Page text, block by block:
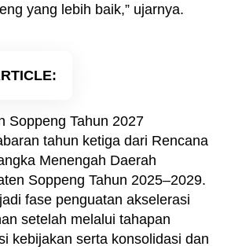
yang lebih baik,” ujarnya.
Soppeng Tahun 2027
tahun ketiga dari Rencana
Menengah Daerah
Soppeng Tahun 2025–2029.
fase penguatan akselerasi
setelah melalui tahapan
kebijakan serta konsolidasi dan